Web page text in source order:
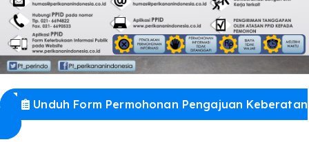
Unduh Form Permohonan Pengajuan Keberatan